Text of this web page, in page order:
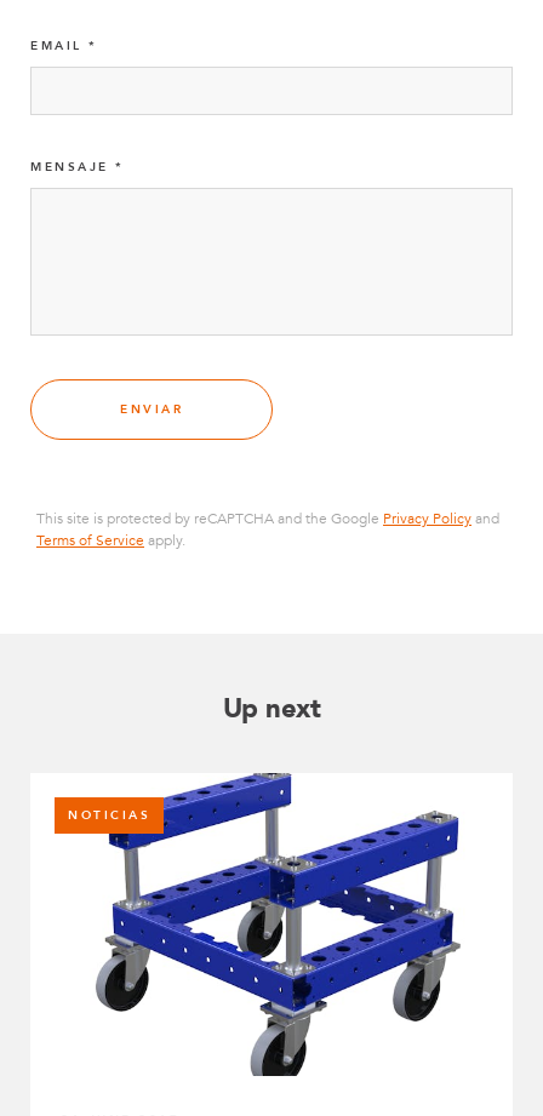
EMAIL
MENSAJE
ENVIAR
This site is protected by reCAPTCHA and the Google Privacy Policyand
Terms of Service apply.
Up next
NOTICIAS